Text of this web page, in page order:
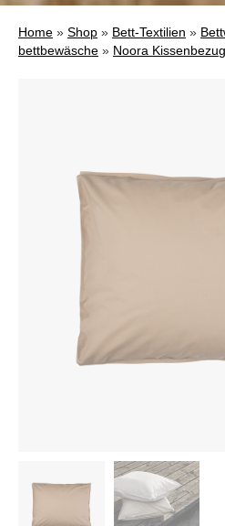
Home » Shop » Bett-Textilien »
bettbewäsche » Noora Kissenbezug